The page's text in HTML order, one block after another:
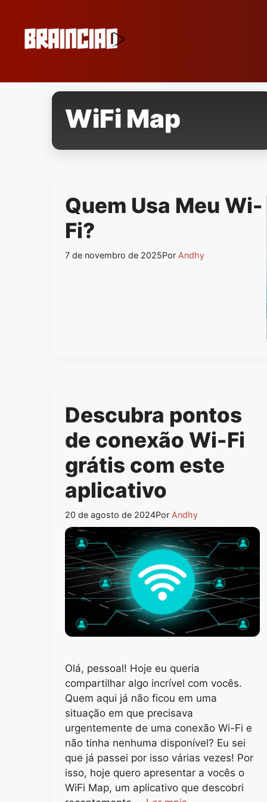
conteúdo
WiFi Map
Quem Usa Meu Wi-
Fi?
7 de novembro de 2025Por Andhy
Descubra pontos
de conexão Wi-Fi
grátis com este
aplicativo
20 de agosto de 2024Por Andhy
Olá, pessoal! Hoje eu queria
compartilhar algo incrível com vocês.
Quem aqui já não ficou em uma
situação em que precisava
urgentemente de uma conexão Wi-Fi e
não tinha nenhuma disponível? Eu sei
que já passei por isso várias vezes! Por
isso, hoje quero apresentar a vocês o
WiFi Map, um aplicativo que descobri